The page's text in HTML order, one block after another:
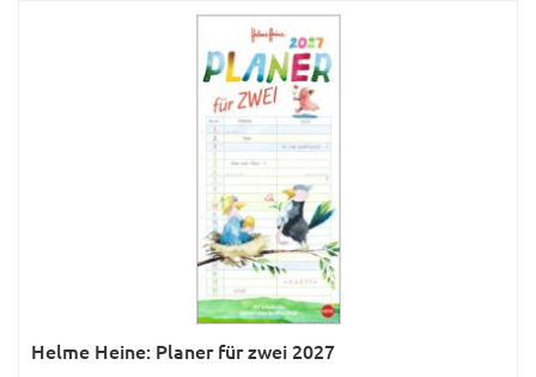
Helme Heine: Planer für zwei 2027